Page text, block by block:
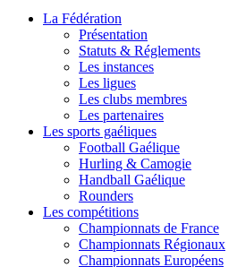
La Fédération
Présentation
Statuts & Réglements
Les instances
Les ligues
Les clubs membres
Les partenaires
Les sports gaéliques
Football Gaélique
Hurling & Camogie
Handball Gaélique
Rounders
Les compétitions
Championnats de France
Championnats Régionaux
Championnats Européens